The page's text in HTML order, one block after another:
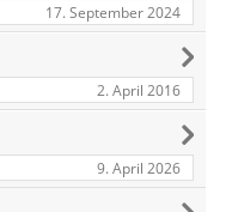
17. September 2024
2. April 2016
9. April 2026